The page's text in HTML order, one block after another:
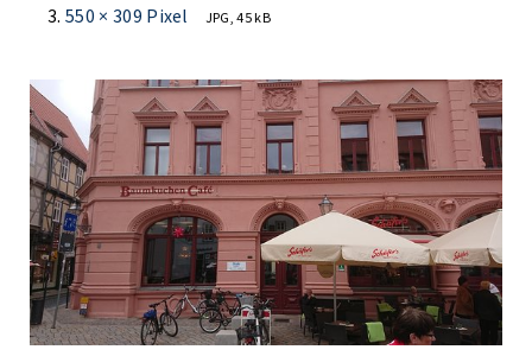
550 × 309 Pixel JPG, 45 kB